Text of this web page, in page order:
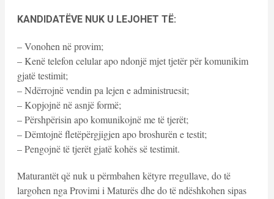
KANDIDATËVE NUK U LEJOHET TË:
– Vonohen në provim;
– Kenë telefon celular apo ndonjë mjet tjetër për komunikim
gjatë testimit;
– Ndërrojnë vendin pa lejen e administruesit;
– Kopjojnë në asnjë formë;
– Përshpërisin apo komunikojnë me të tjerët;
– Dëmtojnë fletëpërgjigjen apo broshurën e testit;
– Pengojnë të tjerët gjatë kohës së testimit.
Maturantët që nuk u përmbahen këtyre rregullave, do të
largohen nga Provimi i Maturës dhe do të ndëshkohen sipas